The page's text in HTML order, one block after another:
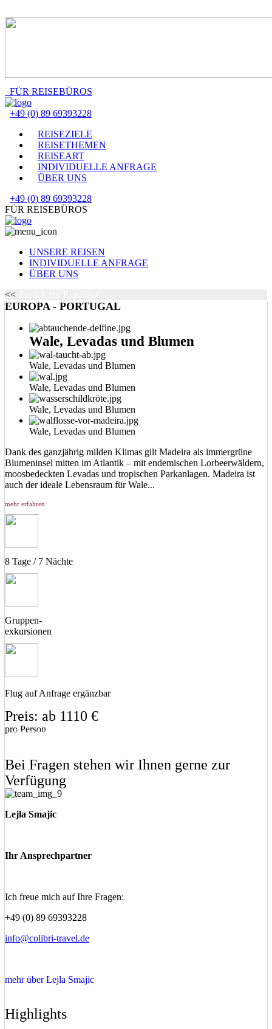
FÜR REISEBÜROS
+49 (0) 89 69393228
REISEZIELE
REISETHEMEN
REISEART
INDIVIDUELLE ANFRAGE
ÜBER UNS
+49 (0) 89 69393228
FÜR REISEBÜROS
UNSERE REISEN
INDIVIDUELLE ANFRAGE
ÜBER UNS
<<
EUROPA - PORTUGAL
Wale, Levadas und Blumen
Wale, Levadas und Blumen
Wale, Levadas und Blumen
Wale, Levadas und Blumen
Wale, Levadas und Blumen
Dank des ganzjährig milden Klimas gilt Madeira als immergrüne
Blumeninsel mitten im Atlantik – mit endemischen Lorbeerwäldern,
moosbedeckten Levadas und tropischen Parkanlagen. Madeira ist
auch der ideale Lebensraum für Wale...
mehr erfahren
8 Tage / 7 Nächte
Gruppen-
exkursionen
Flug auf Anfrage ergänzbar
Preis: ab 1110 €
pro Person
Eine unverbindliche Anfrage stellen
Bei Fragen stehen wir Ihnen gerne zur
Verfügung
Lejla Smajic
Ihr Ansprechpartner
Ich freue mich auf Ihre Fragen:
+49 (0) 89 69393228
info@colibri-travel.de
mehr über Lejla Smajic
Highlights